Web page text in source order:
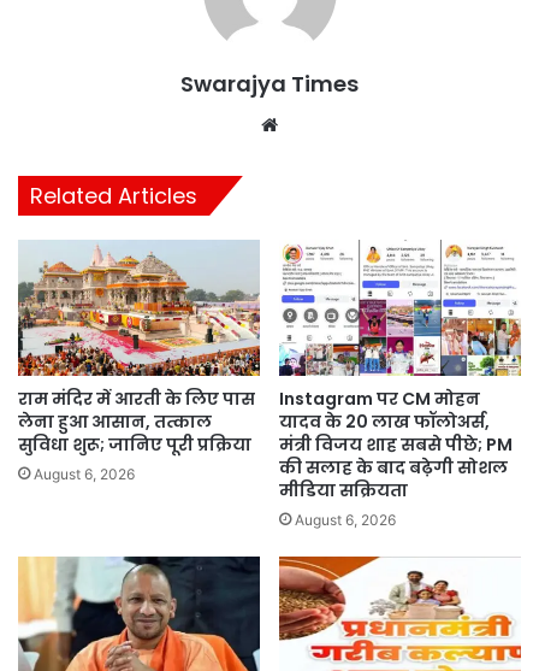
Swarajya Times
Related Articles
राम मंदिर में आरती के लिए पास
लेना हुआ आसान, तत्काल
सुविधा शुरू; जानिए पूरी प्रक्रिया
August 6, 2026
Instagram पर CM मोहन
यादव के 20 लाख फॉलोअर्स,
मंत्री विजय शाह सबसे पीछे; PM
की सलाह के बाद बढ़ेगी सोशल
मीडिया सक्रियता
August 6, 2026